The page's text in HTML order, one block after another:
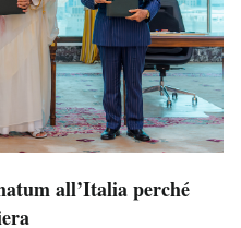
all’Italia perché